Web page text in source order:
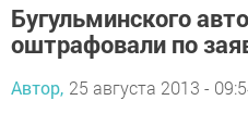
Бугульминского
оштрафовали по
Автор, 25 августа 2013 -